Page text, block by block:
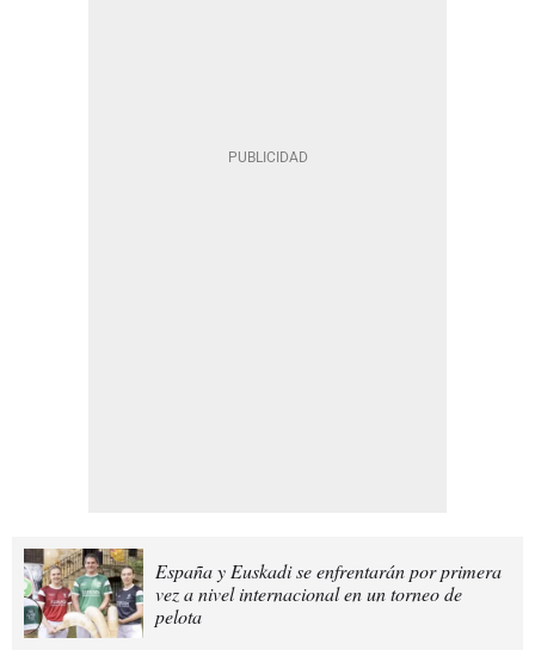
España y Euskadi se enfrentarán por primera
vez a nivel internacional en un torneo de
pelota